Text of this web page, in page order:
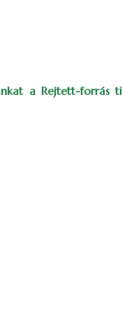
a Rejtett-forrás